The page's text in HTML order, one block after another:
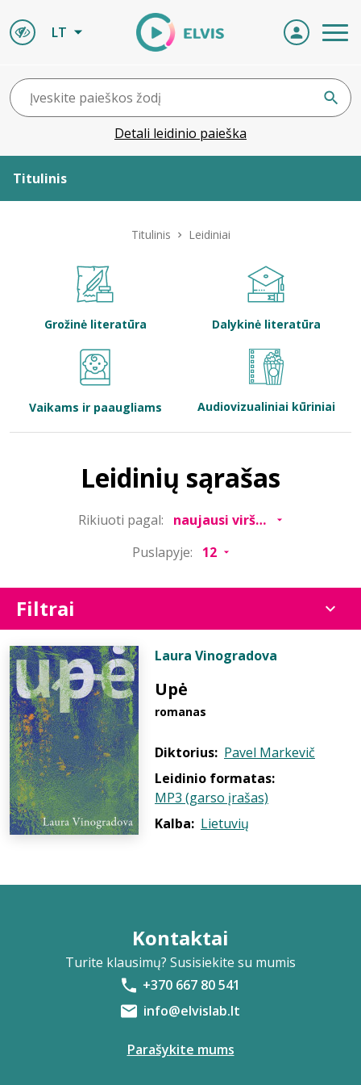
LT
Detali leidinio paieška
Titulinis
Bibliotekoms
Titulinis Leidiniai
Grožinė literatūra Dalykinė literatūra
Vaikams ir paaugliams Audiovizualiniai kūriniai
Leidinių sąrašas
Rikiuoti pagal:
Puslapyje:
Filtrai
Laura Vinogradova
Upė
romanas
Diktorius: Pavel Markevič
Leidinio formatas:
MP3 (garso įrašas)
Kalba: Lietuvių
Kontaktai
Turite klausimų? Susisiekite su mumis
+370 667 80 541
info@elvislab.lt
Parašykite mums